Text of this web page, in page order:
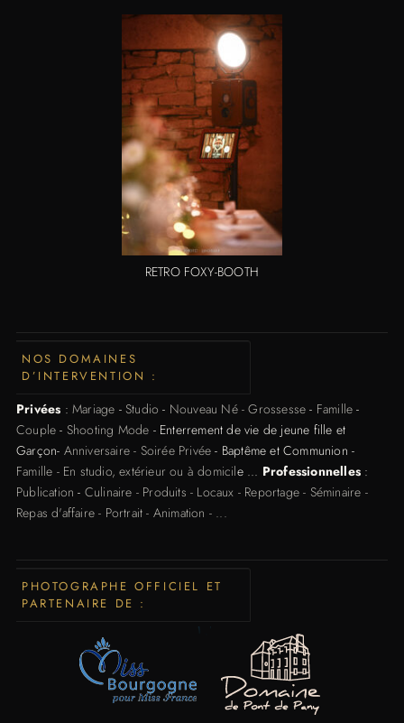
RETRO FOXY-BOOTH
NOS DOMAINES
D’INTERVENTION :
Privées :Mariage -Studio - Nouveau Né - Grossesse - Famille -
Couple - Shooting Mode - Enterrement de vie de jeune fille et
Garçon- Anniversaire - Soirée Privée - Baptême et Communion -
Famille - En studio, extérieur ou à domicile ... Professionnelles :
Publication - Culinaire - Produits - Locaux - Reportage - Séminaire -
Repas d'affaire - Portrait - Animation - ...
PHOTOGRAPHE OFFICIEL ET
PARTENAIRE DE :